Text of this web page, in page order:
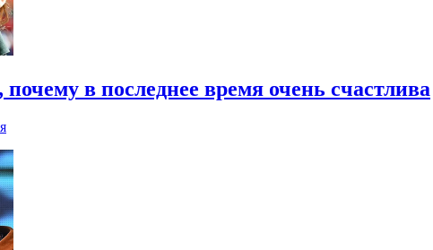
в последнее время очень счастлива